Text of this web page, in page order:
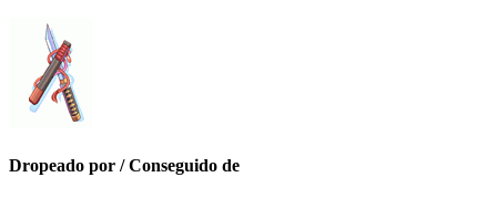
Dropeado por / Conseguido de